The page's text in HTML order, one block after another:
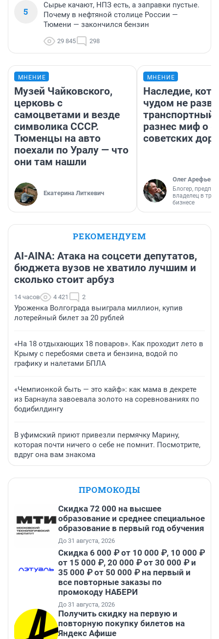
5
Сырье качают, НПЗ есть, а заправки пустые.
Почему в нефтяной столице России —
Тюмени — закончился бензин
29 845 298
МНЕНИЕ
Музей Чайковского,
церковь с
самоцветами и везде
символика СССР.
Тюменцы на авто
поехали по Уралу — что
они там нашли
Екатерина Литкевич
МНЕНИЕ
Наследие,
чудом не
транспортный
разнес миф о
советских
Олег Арефьев
Блогер,
владелец в
бизнесе
РЕКОМЕНДУЕМ
AI-AINA: Атака на соцсети депутатов,
бюджета вузов не хватило лучшим и
сколько стоит арбуз
14 часов 4 421 2
Уроженка Волгограда выиграла миллион, купив
лотерейный билет за 20 рублей
«На 18 отдыхающих 18 поваров». Как проходит лето в
Крыму с перебоями света и бензина, водой по
графику и налетами БПЛА
«Чемпионкой быть — это кайф»: как мама в декрете
из Барнаула завоевала золото на соревнованиях по
бодибилдингу
В уфимский приют привезли пермячку Марину,
которая почти ничего о себе не помнит. Посмотрите,
вдруг она вам знакома
ПРОМОКОДЫ
Скидка 72 000 на высшее
образование и среднее специальное
образование в первый год обучения
До 31 августа, 2026
Скидка 6 000 ₽ от 10 000 ₽, 10 000 ₽
от 15 000 ₽, 20 000 ₽ от 30 000 ₽ и
35 000 ₽ от 50 000 ₽ на первый и
все повторные заказы по
промокоду НАБЕРИ
До 31 августа, 2026
Получить скидку на первую и
повторную покупку билетов на
Яндекс Афише